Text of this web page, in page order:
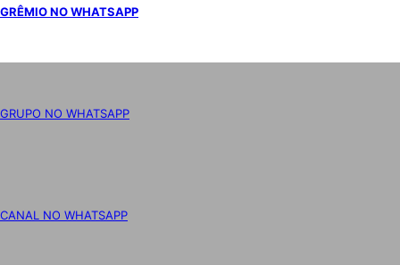
GRÊMIO NO WHATSAPP
GRUPO NO WHATSAPP
CANAL NO WHATSAPP